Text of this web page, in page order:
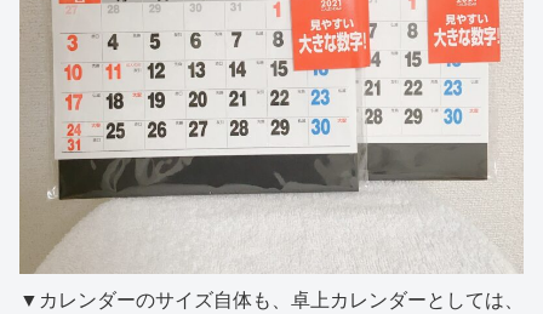
▼カレンダーのサイズ自体も、卓上カレンダーとしては、